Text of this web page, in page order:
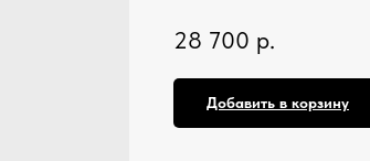
28 700 р.
Добавить в корзину